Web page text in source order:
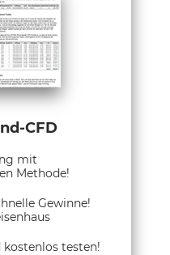
CFD
mit
Methode!
Gewinne!
testen!